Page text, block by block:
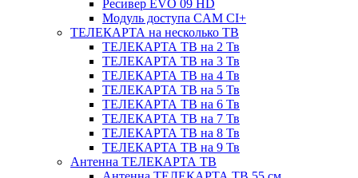
Ресивер EVO 09 HD
Модуль доступа CAM CI+
ТЕЛЕКАРТА на несколько ТВ
ТЕЛЕКАРТА ТВ на 2 Тв
ТЕЛЕКАРТА ТВ на 3 Тв
ТЕЛЕКАРТА ТВ на 4 Тв
ТЕЛЕКАРТА ТВ на 5 Тв
ТЕЛЕКАРТА ТВ на 6 Тв
ТЕЛЕКАРТА ТВ на 7 Тв
ТЕЛЕКАРТА ТВ на 8 Тв
ТЕЛЕКАРТА ТВ на 9 Тв
Антенна ТЕЛЕКАРТА ТВ